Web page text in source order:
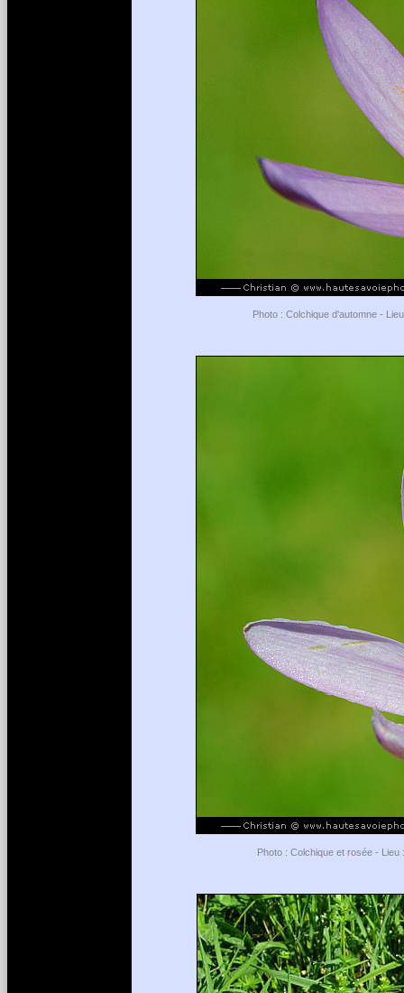
Photo : Colchique d'automne -
Photo : Colchique et rosée -